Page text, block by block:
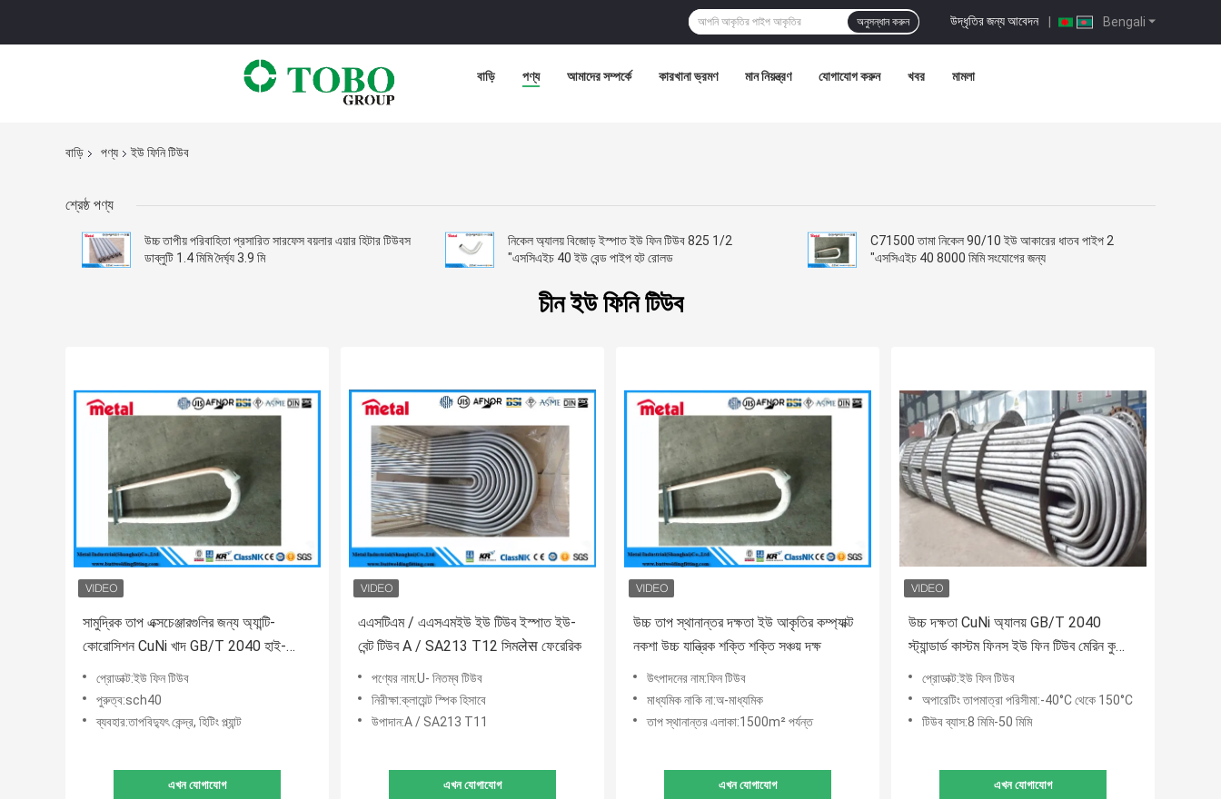
Bengali
উদ্ধৃতির জন্য আবেদন |
অনুসন্ধান করুন
বাড়ি পণ্য আমাদের সম্পর্কে কারখানা ভ্রমণ মান নিয়ন্ত্রণ যোগাযোগ করুন খবর মামলা
বাড়ি পণ্য ইউ ফিনি টিউব
শ্রেষ্ঠ পণ্য
উচ্চ তাপীয় পরিবাহিতা প্রসারিত সারফেস বয়লার এয়ার হিটার টিউবস
ডাব্লুটি 1.4 মিমি দৈর্ঘ্য 3.9 মি
নিকেল অ্যালয় বিজোড় ইস্পাত ইউ ফিন টিউব 825 1/2
"এসসিএইচ 40 ইউ বেন্ড পাইপ হট রোলড
C71500 তামা নিকেল 90/10 ইউ আকারের ধাতব পাইপ 2
"এসসিএইচ 40 8000 মিমি সংযোগের জন্য
চীন ইউ ফিনি টিউব
সামুদ্রিক তাপ এক্সচেঞ্জারগুলির জন্য অ্যান্টি-
কোরোসিশন CuNi খাদ GB/T 2040 হাই-
ফিনড ইউ টিউব
প্রোডাক্ট:ইউ ফিন টিউব
পুরুত্ব:sch40
ব্যবহার:তাপবিদ্যুৎ কেন্দ্র, হিটিং প্ল্যান্ট
এখন যোগাযোগ
এএসটিএম / এএসএমইউ ইউ টিউব ইস্পাত ইউ-
বেন্ট টিউব A / SA213 T12 সিমलेस ফেরেরিক
পণ্যের নাম:U- নিতম্ব টিউব
নিরীক্ষা:ক্লায়েন্ট স্পিক হিসাবে
উপাদান:A / SA213 T11
এখন যোগাযোগ
উচ্চ তাপ স্থানান্তর দক্ষতা ইউ আকৃতির কম্প্যাক্ট
নকশা উচ্চ যান্ত্রিক শক্তি শক্তি সঞ্চয় দক্ষ
উৎপাদনের নাম:ফিন টিউব
মাধ্যমিক নাকি না:অ-মাধ্যমিক
তাপ স্থানান্তর এলাকা:1500m² পর্যন্ত
এখন যোগাযোগ
উচ্চ দক্ষতা CuNi অ্যালয় GB/T 2040
স্ট্যান্ডার্ড কাস্টম ফিনস ইউ ফিন টিউব মেরিন কুলিং
ইকুইপমেন্টের জন্য
প্রোডাক্ট:ইউ ফিন টিউব
অপারেটিং তাপমাত্রা পরিসীমা:-40°C থেকে 150°C
টিউব ব্যাস:8 মিমি-50 মিমি
এখন যোগাযোগ